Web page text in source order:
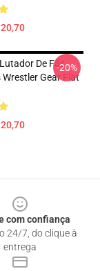
De Fãs
Gear Flat
-20%
com confiança
24/7, do clique à
entrega